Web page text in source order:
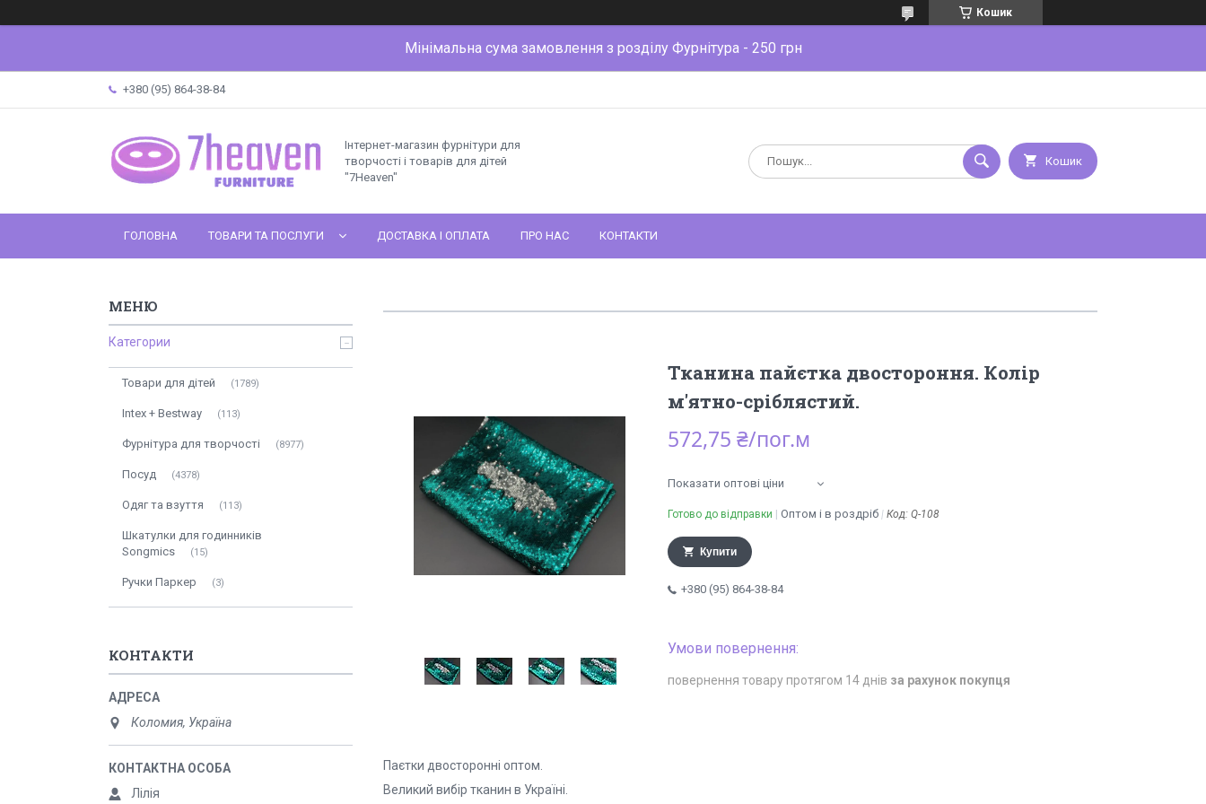
Кошик
Мінімальна сума замовлення з розділу Фурнітура - 250 грн
+380 (95) 864-38-84
Інтернет-магазин фурнітури для
творчості і товарів для дітей
"7Heaven"
Кошик
ГОЛОВНА ТОВАРИ ТА ПОСЛУГИ ДОСТАВКА І ОПЛАТА ПРО НАС КОНТАКТИ
Тканина пайєтка двостороння. Колір
м'ятно-сріблястий.
572,75 ₴/пог.м
Показати оптові ціни
Готово до відправки Оптом і в роздріб Код: Q-108
Купити
+380 (95) 864-38-84
повернення товару протягом 14 днів за рахунок покупця
Паєтки двосторонні оптом.
Великий вибір тканин в Україні.
Категории
Товари для дітей 1789
Intex + Bestway 113
Фурнітура для творчості 8977
Посуд 4378
Одяг та взуття 113
Шкатулки для годинників
Songmics
15
Ручки Паркер 3
КОНТАКТИ
Коломия, Україна
Лілія